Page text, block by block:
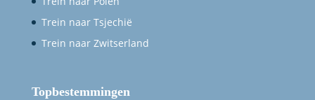
Trein naar Tsjechië
Trein naar Zwitserland
Topbestemmingen